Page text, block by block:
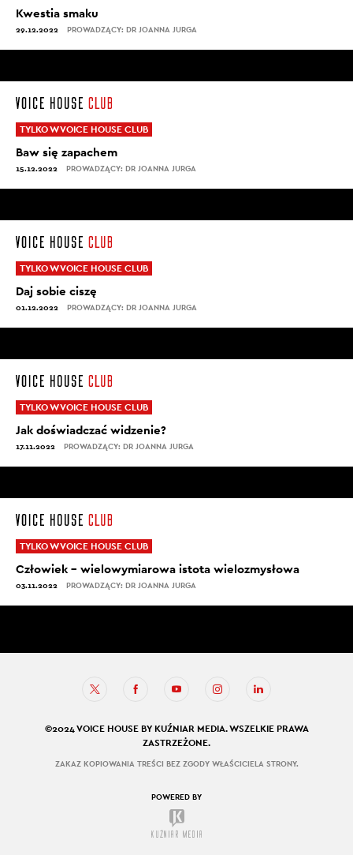
Kwestia smaku
29.12.2022 PROWADZĄCY: DR JOANNA JURGA
TYLKO W VOICE HOUSE CLUB
Baw się zapachem
15.12.2022 PROWADZĄCY: DR JOANNA JURGA
TYLKO W VOICE HOUSE CLUB
Daj sobie ciszę
01.12.2022 PROWADZĄCY: DR JOANNA JURGA
TYLKO W VOICE HOUSE CLUB
Jak doświadczać widzenie?
17.11.2022 PROWADZĄCY: DR JOANNA JURGA
TYLKO W VOICE HOUSE CLUB
Człowiek – wielowymiarowa istota wielozmysłowa
03.11.2022 PROWADZĄCY: DR JOANNA JURGA
©2024 VOICE HOUSE BY KUŹNIAR MEDIA. WSZELKIE PRAWA
ZASTRZEŻONE.
ZAKAZ KOPIOWANIA TREŚCI BEZ ZGODY WŁAŚCICIELA STRONY.
POWERED BY